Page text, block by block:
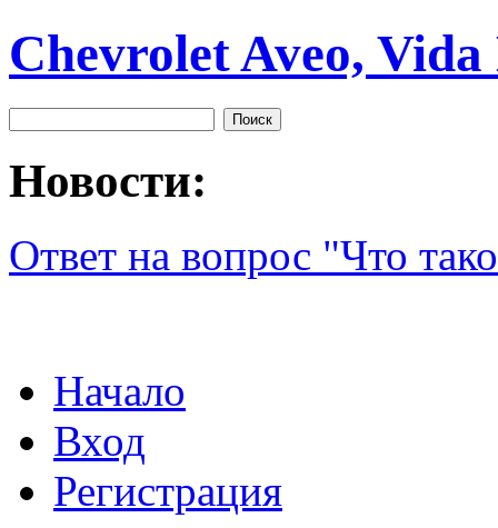
Chevrolet Aveo,
Новости:
Ответ на вопрос "Что
Начало
Вход
Регистрация